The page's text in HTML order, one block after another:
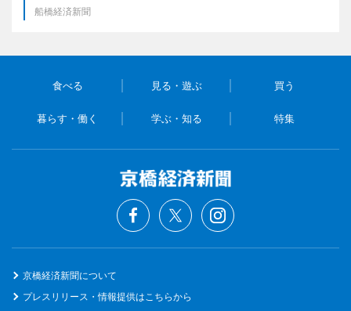
船橋経済新聞
食べる 見る・遊ぶ 買う
暮らす・働く 学ぶ・知る 特集
京橋経済新聞について
プレスリリース・情報提供はこちらから